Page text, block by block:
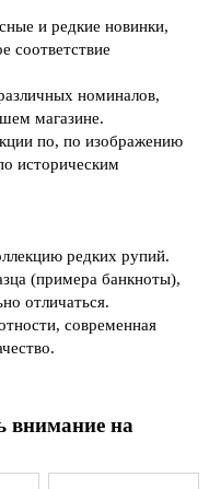
и редкие новинки,
соответствие
номиналов,
магазине.
по, по изображению
историческим
редких рупий.
(примера банкноты),
отличаться.
современная
внимание на